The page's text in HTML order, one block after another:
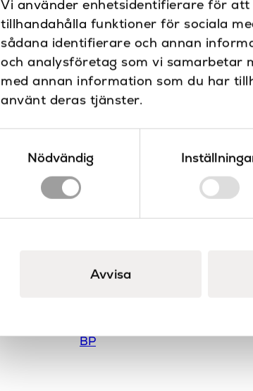
Vi använder enhetsidentifierare för
tillhandahålla funktioner för sociala
sådana identifierare och annan
och analysföretag som vi samarbetar
med annan information som du har
använt deras tjänster.
Nödvändig
Avvisa
BP